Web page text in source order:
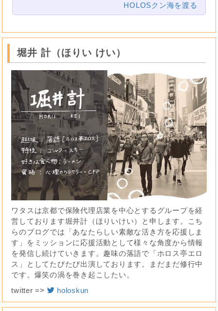
HOLOSクン海を渡る
堀井 計（ほりい けい）
ワタスは京都で保険代理店業を中心とするグループを経
営しております堀井計（ほりいけい）と申します。こち
らのブログでは「あなたらしい素敵な活き方を応援しま
す」をミッションに応援活動として様々な角度から情報
を発信し続けていきます。趣味の落語で「ホロス亭エロ
ス」としてたびたび出演しております。まだまだ修行中
です。爆笑の渦を巻き起こしたい。
twitter =>
holoskun